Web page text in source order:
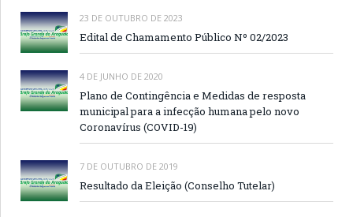
23 DE OUTUBRO DE 2023
Edital de Chamamento Público Nº 02/2023
4 DE JUNHO DE 2020
Plano de Contingência e Medidas de resposta
municipal para a infecção humana pelo novo
Coronavírus (COVID-19)
7 DE OUTUBRO DE 2019
Resultado da Eleição (Conselho Tutelar)